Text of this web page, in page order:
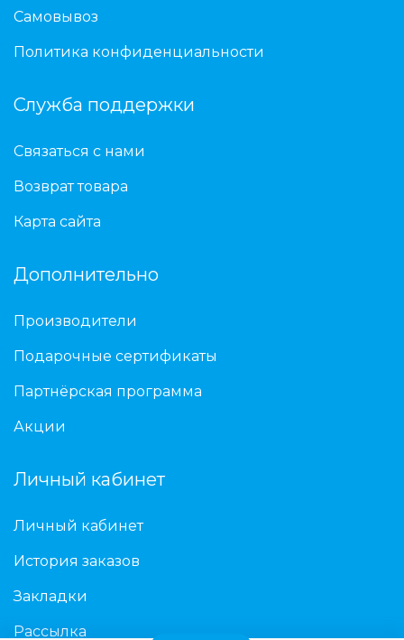
Самовывоз
Политика конфиденциальности
Служба поддержки
Связаться с нами
Возврат товара
Карта сайта
Дополнительно
Производители
Подарочные сертификаты
Партнёрская программа
Акции
Личный кабинет
Личный кабинет
История заказов
Закладки
Рассылка